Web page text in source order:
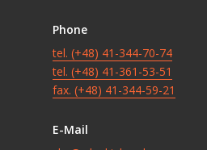
Phone
tel. (+48) 41-344-70-74
tel. (+48) 41-361-53-51
fax. (+48) 41-344-59-21
E-Mail